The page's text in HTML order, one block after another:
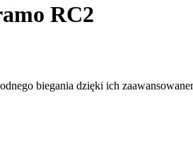
RC2
biegania dzięki ich